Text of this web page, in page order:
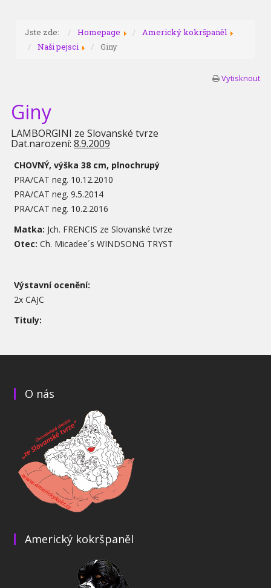
Jste zde: Homepage
Americký kokršpaněl
Naši pejsci
Giny
Vytisknout
Giny
LAMBORGINI ze Slovanské tvrze
Dat.narození: 8.9.2009
CHOVNÝ, výška 38 cm, plnochrupý
PRA/CAT neg. 10.12.2010
PRA/CAT neg. 9.5.2014
PRA/CAT neg. 10.2.2016
Matka: Jch. FRENCIS ze Slovanské tvrze
Otec: Ch. Micadee´s WINDSONG TRYST
Výstavní ocenění:
2x CAJC
Tituly:
O nás
Americký kokršpaněl